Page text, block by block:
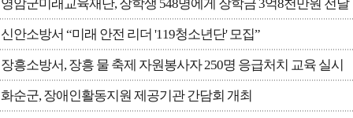
영암군미래교육재단, 장학생 548명에게 장학금 3억8천만원 전달
신안소방서 “미래 안전 리더 '119청소년단' 모집”
장흥소방서, 장흥 물 축제 자원봉사자 250명 응급처치 교육 실시
화순군, 장애인활동지원 제공기관 간담회 개최